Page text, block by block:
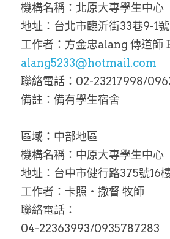
機構名稱：北原大專學生中心
地址：台北市臨沂街33巷9-1
工作者：方金忠alang 傳道師
alang5233@hotmail.com
聯絡電話：02-23217998/
備註：備有學生宿舍
區域：中部地區
機構名稱：中原大專學生中心
地址：台中市健行路375號16
工作者：卡照‧撒督 牧師
聯絡電話：
04-22363993/0935787283